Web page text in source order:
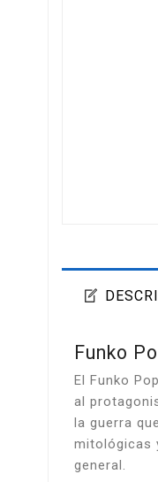
Funko
El Funko
al
la guerra
mitológicas
general.